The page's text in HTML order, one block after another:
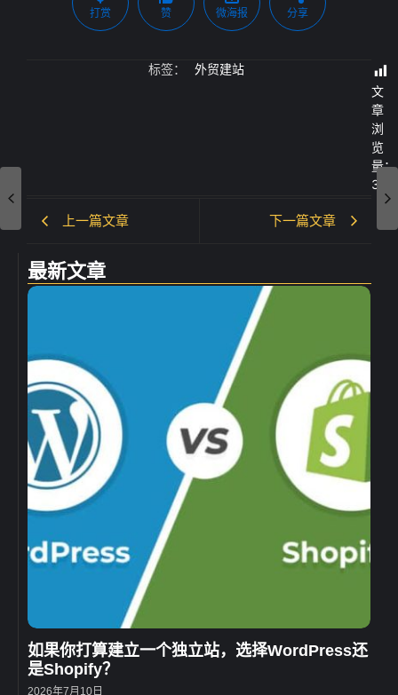
打赏 赞 微海报 分享
标签： 外贸建站
文
章
浏
览
量：
302
上一篇文章 下一篇文章
最新文章
如果你打算建立一个独立站，选择WordPress还
是Shopify？
2026年7月10日